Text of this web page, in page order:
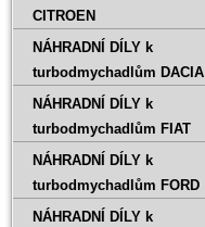
CITROEN
NÁHRADNÍ DÍLY k
turbodmychadlům DACIA
NÁHRADNÍ DÍLY k
turbodmychadlům FIAT
NÁHRADNÍ DÍLY k
turbodmychadlům FORD
NÁHRADNÍ DÍLY k